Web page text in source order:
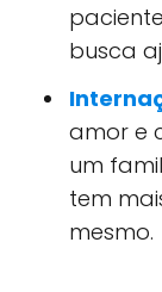
busca
amor e
um
tem
mesmo.